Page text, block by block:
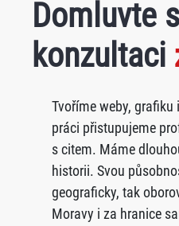
Domluvte
konzultaci
Tvoříme weby,
práci přistupujeme
s citem. Máme
historii. Svou
geograficky, tak
Moravy i za hranice